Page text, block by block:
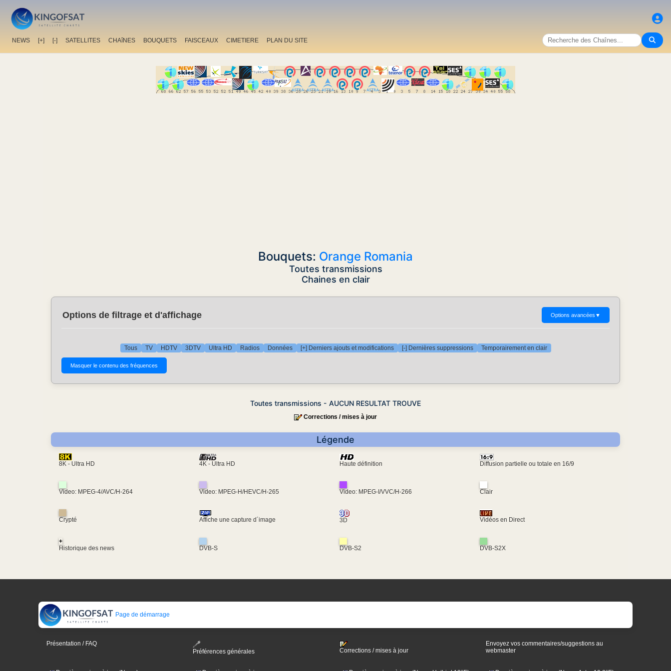
NEWS [+] [-] SATELLITES CHAîNES BOUQUETS FAISCEAUX CIMETIERE PLAN DU SITE
Bouquets: Orange Romania
Toutes transmissions
Chaines en clair
Options de filtrage et d'affichage Options avancées ▼
Tous TV HDTV 3DTV Ultra HD Radios Données [+] Derniers ajouts et modifications [-] Dernières suppressions Temporairement en clair
Toutes transmissions - AUCUN RESULTAT TROUVE
Corrections / mises à jour
Légende
8K - Ultra HD 4K - Ultra HD Haute définition Diffusion partielle ou totale en 16/9
Video: MPEG-4/AVC/H-264 Video: MPEG-H/HEVC/H-265 Video: MPEG-I/VVC/H-266 Clair
Crypté Affiche une capture d´image 3D Vidéos en Direct
+
Historique des news
DVB-S DVB-S2 DVB-S2X
Page de démarrage
Présentation / FAQ
Préférences générales
Corrections / mises à jour
Envoyez vos commentaires/suggestions au
webmaster